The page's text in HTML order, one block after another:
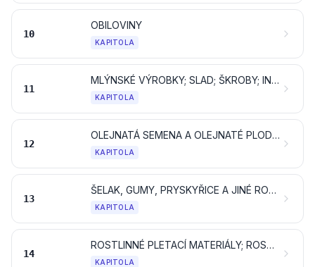
10
OBILOVINY
KAPITOLA
11
MLÝNSKÉ VÝROBKY; SLAD; ŠKROBY; INULIN; PŠENIČNÝ LEPEK
KAPITOLA
12
OLEJNATÁ SEMENA A OLEJNATÉ PLODY; RŮZNÁ ZRNA, SEMENA A PLODY; PRŮMYSLOVÉ NEBO LÉČIVÉ ROSTLINY; SLÁMA A PÍCNINY
KAPITOLA
13
ŠELAK, GUMY, PRYSKYŘICE A JINÉ ROSTLINNÉ ŠŤÁVY A VÝTAŽKY
KAPITOLA
14
ROSTLINNÉ PLETACÍ MATERIÁLY; ROSTLINNÉ PRODUKTY, JINDE NEUVEDENÉ ANI NEZAHRNUTÉ
KAPITOLA